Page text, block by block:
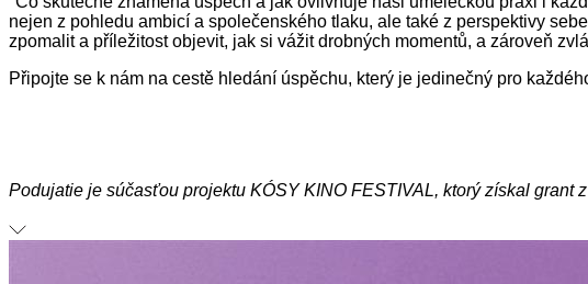
nejen z pohledu ambicí a společenského tlaku, ale také z perspektivy
zpomalit a příležitost objevit, jak si vážit drobných momentů, a zároveň
Připojte se k nám na cestě hledání úspěchu, který je jedinečný pro
Podujatie je súčasťou projektu KÓSY KINO FESTIVAL, ktorý získal grant